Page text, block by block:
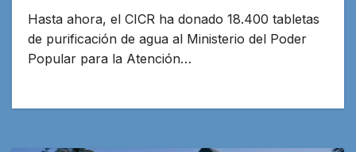
Hasta ahora, el CICR ha donado 18.400 tabletas
de purificación de agua al Ministerio del Poder
Popular para la Atención…